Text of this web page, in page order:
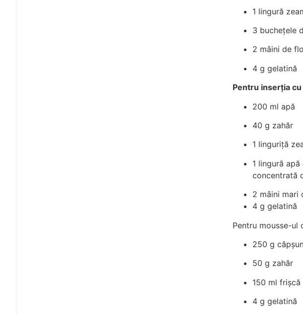
1 lingură
3 buchețele
2 mâini de
4 g gelatină
Pentru inserția
200 ml apă
40 g zahăr
1 linguriță
1 lingură
concentrată
2 mâini mari
4 g gelatină
Pentru mousse-ul
250 g
50 g zahăr
150 ml frișcă
4 g gelatină